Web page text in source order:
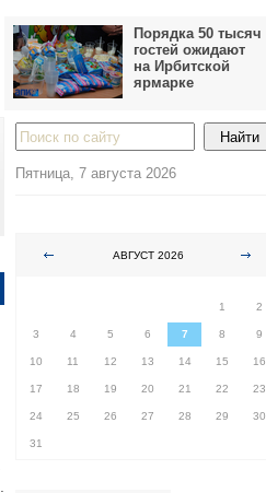
Порядка 50 тысяч
гостей ожидают
на Ирбитской
ярмарке
Пятница, 7 августа 2026
АВГУСТ 2026
1
2
3 4 5 6 7 8 9
10 11 12 13 14 15 16
17 18 19 20 21 22 23
24 25 26 27 28 29 30
31